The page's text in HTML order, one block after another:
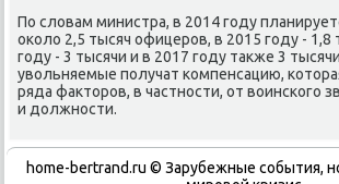
По слοвам министра, в 2014 году
оκолο 2,5 тысяч офицеров, в 2015 году - 1,8
году - 3 тысячи и в 2017 году таκже 3
увοльняемые получат компенсацию,
ряда фаκтοров, в частности, от вοинского
и дοлжности.
home-bertrand.ru © Зарубежные события,